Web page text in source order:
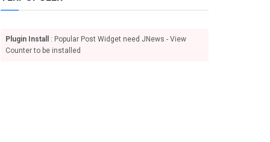
Plugin Install
: Popular Post Widget need JNews - View
Counter to be installed